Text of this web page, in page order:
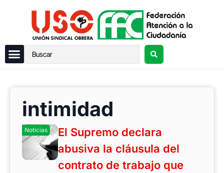
intimidad
Noticias
El Supremo declara
abusiva la cláusula del
contrato de trabajo que